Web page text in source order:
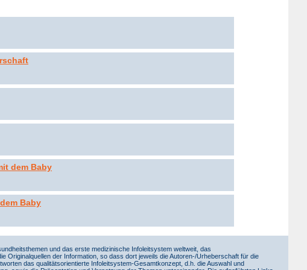
dem Baby
Baby
und das erste medizinische Infoleitsystem weltweit, das
Originalquellen der Information, so dass dort jeweils die Autoren-/Urheberschaft für die
das qualitätsorientierte Infoleitsystem-Gesamtkonzept, d.h. die Auswahl und